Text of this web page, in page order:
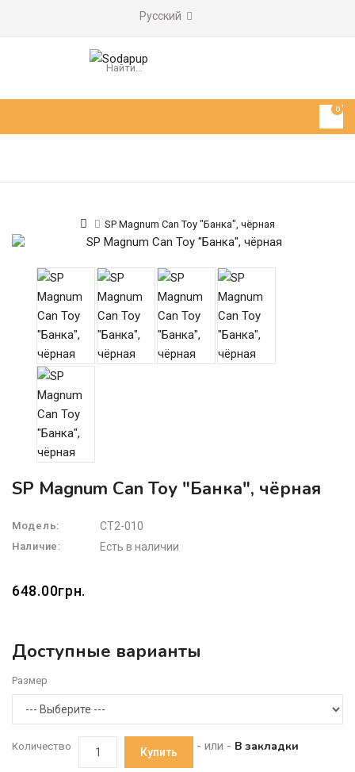
Русский
0
SP Magnum Can Toy "Банка", чёрная
SP Magnum Can Toy "Банка", чёрная
Модель: CT2-010
Наличие: Есть в наличии
648.00грн.
Доступные варианты
Размер
Количество Купить - или - В закладки